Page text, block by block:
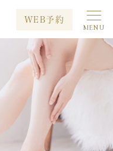
WEB予約
MENU
当院について
金案内
症例写真